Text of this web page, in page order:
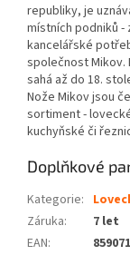
republiky, je
místních podniků -
kancelářské
společnost
sahá až do 18.
Nože Mikov jsou
sortiment -
kuchyňské či
Doplňkové
Kategorie:
Záruka:
7 let
EAN: